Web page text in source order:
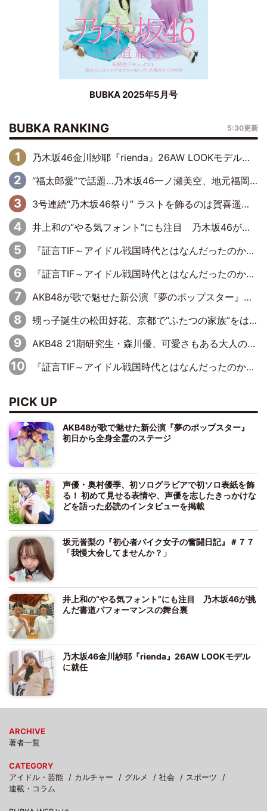
BUBKA 2025年5月号
BUBKA RANKING 5:30更新
乃木坂46金川紗耶『rienda』26AW LOOKモデルに就任
“福太郎愛”で話題…乃木坂46一ノ瀬美空、地元福岡『めんべい25周年トップサポーター』に就任
3号連続“乃木坂46祭り” ラストを飾るのは賀喜遥香…5年ぶりの登場に「5年分大人になった私を見ていただけたら」
井上和の“やる気フォント”にも注目 乃木坂46が挑んだ書道パフォーマンスの舞台裏
『証言TIF～アイドル戦国時代とはなんだったのか～』第6回：でんぱ組.inc・古川未鈴×相沢梨紗「『ハロプロやりたかったな』って言ったら、夢眠ねむさんに『てめえはでんぱ組．incなんだよ！』って肩パンされて(笑)」
『証言TIF～アイドル戦国時代とはなんだったのか～』第11回：私立恵比寿中学・真山りか×安本彩花「TIFで10年ぶりのキョンシーメイクをしたら、場を完全に引かせてしまって。時代が変わったんだなって」
AKB48が歌で魅せた新公演『夢のポップスター』 初日から全身全霊のステージ
甥っ子誕生の松田好花、京都で“ふたつの家族”をはしご！ “母”黒谷友香に見送られ、“父”松岡昌宏とはハシゴ酒
AKB48 21期研究生・森川優、可愛さもある大人の女性に
『証言TIF～アイドル戦国時代とはなんだったのか～』第10回：さくら学院・武藤彩未×飯田らうら「正直、中3で辞めるというのを信じてなくて。そう言われてはいたけど、嘘でしょって」
PICK UP
AKB48が歌で魅せた新公演『夢のポップスター』
初日から全身全霊のステージ
声優・奥村優季、初ソログラビアで初ソロ表紙を飾
る！ 初めて見せる表情や、声優を志したきっかけな
どを語った必読のインタビューを掲載
坂元誉梨の『初心者バイク女子の奮闘日記』＃７７
「我慢大会してませんか？」
井上和の“やる気フォント”にも注目 乃木坂46が挑
んだ書道パフォーマンスの舞台裏
乃木坂46金川紗耶『rienda』26AW LOOKモデル
に就任
ARCHIVE
著者一覧
CATEGORY
アイドル・芸能
カルチャー グルメ 社会
スポーツ
連載・コラム